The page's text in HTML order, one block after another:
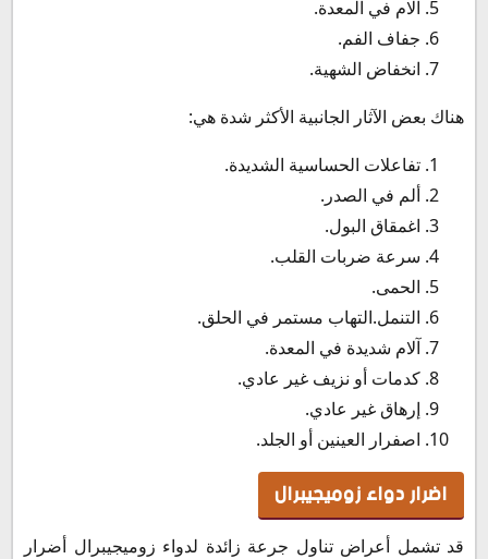
آلام في المعدة.
جفاف الفم.
انخفاض الشهية.
هناك بعض الآثار الجانبية الأكثر شدة هي:
تفاعلات الحساسية الشديدة.
ألم في الصدر.
اغمقاق البول.
سرعة ضربات القلب.
الحمى.
التنمل.التهاب مستمر في الحلق.
آلام شديدة في المعدة.
كدمات أو نزيف غير عادي.
إرهاق غير عادي.
اصفرار العينين أو الجلد.
اضرار دواء زوميجيبرال
قد تشمل أعراض تناول جرعة زائدة لدواء زوميجيبرال أضرار